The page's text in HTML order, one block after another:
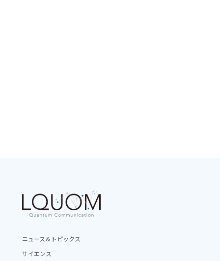
ニュース＆トピックス
サイエンス